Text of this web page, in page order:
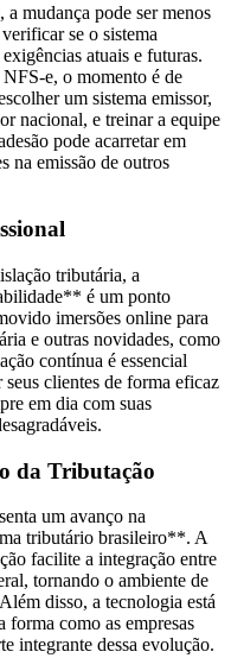
a mudança pode ser menos
se o sistema
atuais e futuras.
NFS-e, o momento é de
um sistema emissor,
nacional, e treinar a equipe
pode acarretar em
na emissão de outros
tributária, a
é um ponto
imersões online para
e outras novidades, como
contínua é essencial
seus clientes de forma eficaz
em dia com suas
da Tributação
um avanço na
tributário brasileiro**. A
facilite a integração entre
tornando o ambiente de
disso, a tecnologia está
forma como as empresas
integrante dessa evolução.